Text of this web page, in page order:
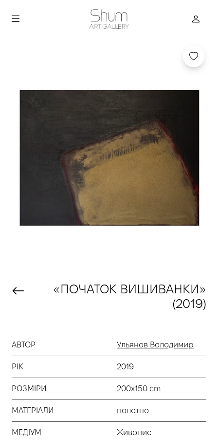
«ПОЧАТОК ВИШИВАНКИ»
(2019)
АВТОР Ульянов Володимир
РІК 2019
РОЗМІРИ 200x150 cm
МАТЕРІАЛИ полотно
МЕДІУМ Живопис